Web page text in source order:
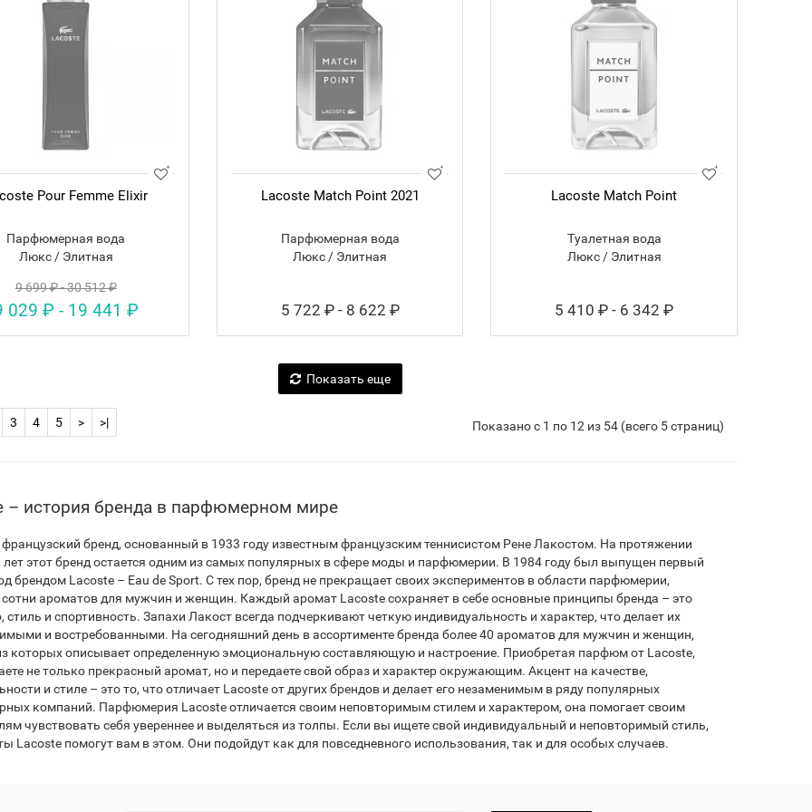
Pour Femme Elixir
Парфюмерная вода
Люкс / Элитная
9 699 ₽ - 30 512 ₽
029 ₽ - 19 441 ₽
Lacoste Match Point 2021
Парфюмерная вода
Люкс / Элитная
5 722 ₽ - 8 622 ₽
Lacoste Match Point
Туалетная вода
Люкс / Элитная
5 410 ₽ - 6 342 ₽
Показать еще
3 4 5 > >| Показано с 1 по 12 из 54 (всего 5 страниц)
– история бренда в парфюмерном мире
бренд, основанный в 1933 году известным французским теннисистом Рене Лакостом. На протяжении
лет этот бренд остается одним из самых популярных в сфере моды и парфюмерии. В 1984 году был выпущен первый
брендом Lacoste – Eau de Sport. С тех пор, бренд не прекращает своих экспериментов в области парфюмерии,
сотни ароматов для мужчин и женщин. Каждый аромат Lacoste сохраняет в себе основные принципы бренда – это
стиль и спортивность. Запахи Лакост всегда подчеркивают четкую индивидуальность и характер, что делает их
и востребованными. На сегодняшний день в ассортименте бренда более 40 ароматов для мужчин и женщин,
которых описывает определенную эмоциональную составляющую и настроение. Приобретая парфюм от Lacoste,
не только прекрасный аромат, но и передаете свой образ и характер окружающим. Акцент на качестве,
и стиле – это то, что отличает Lacoste от других брендов и делает его незаменимым в ряду популярных
компаний. Парфюмерия Lacoste отличается своим неповторимым стилем и характером, она помогает своим
чувствовать себя увереннее и выделяться из толпы. Если вы ищете свой индивидуальный и неповторимый стиль,
Lacoste помогут вам в этом. Они подойдут как для повседневного использования, так и для особых случаев.